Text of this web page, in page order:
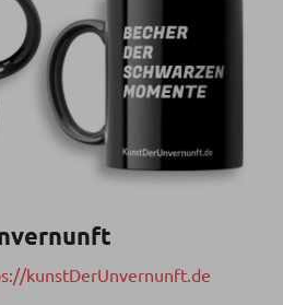
kunstDerUnvernunft.de